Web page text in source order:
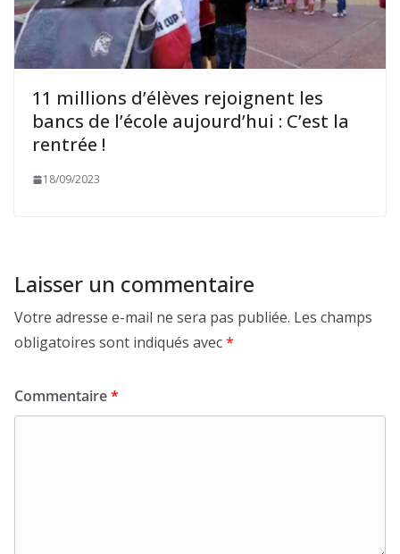
11 millions d’élèves rejoignent les
bancs de l’école aujourd’hui : C’est la
rentrée !
18/09/2023
Laisser un commentaire
Votre adresse e-mail ne sera pas publiée. Les champs
obligatoires sont indiqués avec*
Commentaire*